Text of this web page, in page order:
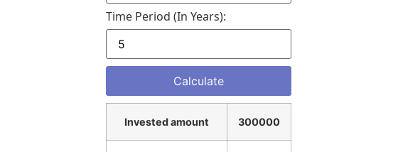
Time Period (in Years):
Invested amount 300000